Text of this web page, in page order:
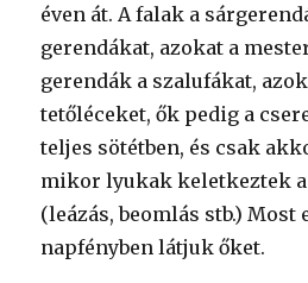
éven át. A falak a
gerendákat, azokat a
gerendák a szalufákat,
tetőléceket, ők pedig a
teljes sötétben, és csak
mikor lyukak keletkeztek
(leázás, beomlás stb.) Most
napfényben látjuk őket.